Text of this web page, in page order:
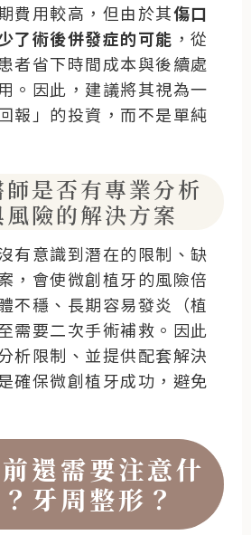
費用較高，但由於其傷口
了術後併發症的可能 ，從
者省下時間成本與後續處
。因此，建議將其視為一
報」的投資，而不是單純
是否有專業分析
險的解決方案
有意識到潛在的限制、缺
，會使微創植牙的風險倍
不穩、長期容易發炎（植
需要二次手術補救。因此
析限制、並提供配套解決
確保微創植牙成功，避免
還需要注意什
牙周整形？